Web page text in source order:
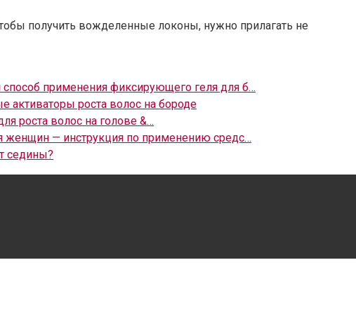
получить вожделенные локоны, нужно прилагать не
способ применения фиксирующего геля для б…
активаторы роста волос на бороде
роста волос на голове &…
женщин — инструкция по применению средс…
седины?